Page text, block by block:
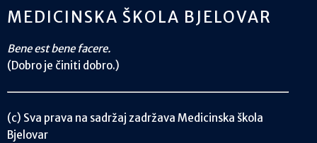
MEDICINSKA ŠKOLA BJELOVAR
Bene est bene facere.
(Dobro je činiti dobro.)
(c) Sva prava na sadržaj zadržava Medicinska škola
Bjelovar